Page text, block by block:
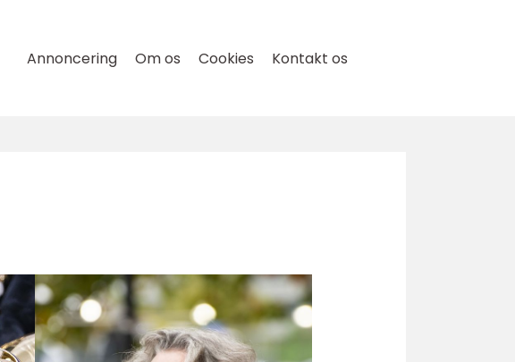
Annoncering Om os Cookies Kontakt os